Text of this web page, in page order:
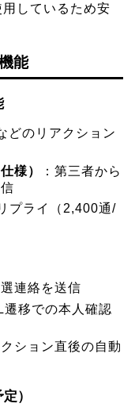
用しているため安
能
どのリアクション
様）
：第三者から
プライ（2,400通/
連絡を送信
遷移での本人確認
クション直後の自動
）